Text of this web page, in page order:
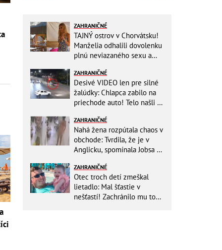
ZAHRANIČNÉ
TAJNÝ ostrov v Chorvátsku!
Manželia odhalili dovolenku
plnú neviazaného sexu a
ZAHRANIČNÉ
Desivé VIDEO len pre silné
žalúdky: Chlapca zabilo na
priechode auto! Telo našli o
ZAHRANIČNÉ
Nahá žena rozpútala chaos v
obchode: Tvrdila, že je v
Anglicku, spomínala Jobsa aj
ZAHRANIČNÉ
Otec troch detí zmeškal
lietadlo: Mal šťastie v
nešťastí! Zachránilo mu to